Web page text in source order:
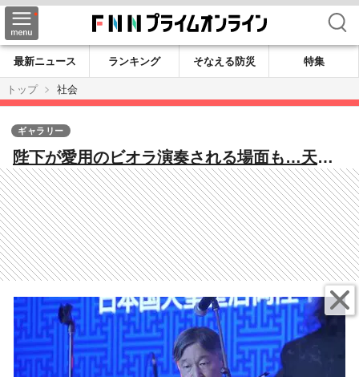
検索
最新ニュース ランキング そなえる防災
特集
トップ
社会
陛下が愛用のビオラ演奏される場面も…天皇
皇后両陛下モンゴル訪問 大統領夫妻主催の
晩さん会に出席され元横綱たちも歓迎「本当
に感無量」
ギャラリー